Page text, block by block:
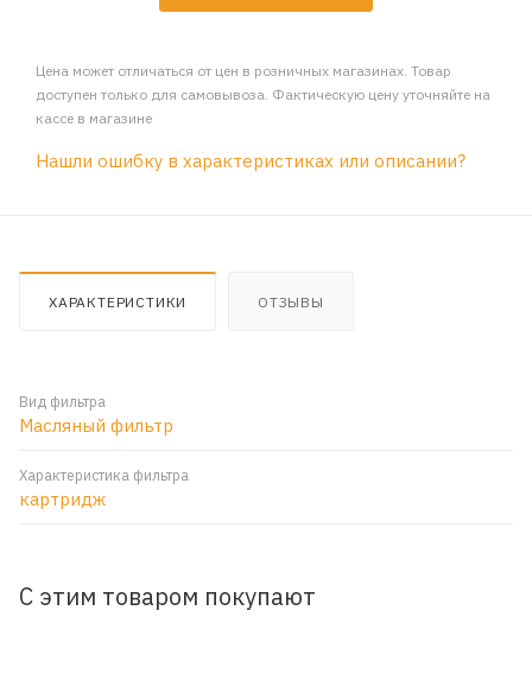
Цена может отличаться от цен в розничных магазинах. Товар
доступен только для самовывоза. Фактическую цену уточняйте на
кассе в магазине
Нашли ошибку в характеристиках или описании?
ХАРАКТЕРИСТИКИ ОТЗЫВЫ
Вид фильтра
Масляный фильтр
Характеристика фильтра
картридж
С этим товаром покупают